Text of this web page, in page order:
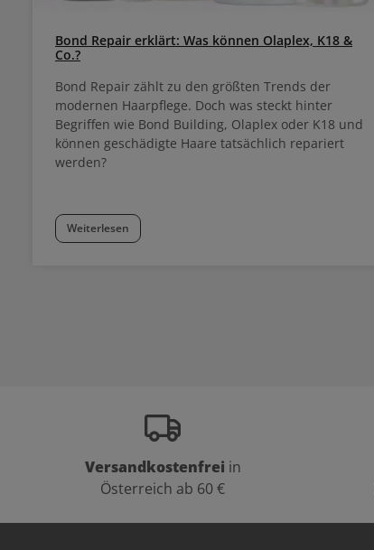
Bond Repair erklärt: Was können Olaplex, K18 &
Co.?
Bond Repair zählt zu den größten Trends der
modernen Haarpflege. Doch was steckt hinter
Begriffen wie Bond Building, Olaplex oder K18 und
können geschädigte Haare tatsächlich repariert
werden?
Weiterlesen
Versandkostenfrei in
Österreich ab 60 €